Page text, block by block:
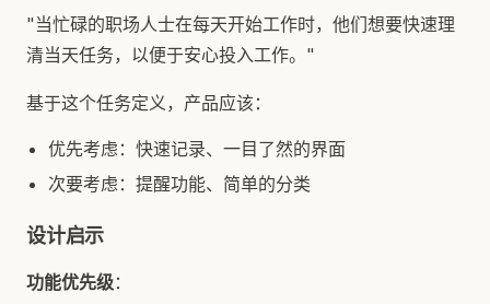
"当忙碌的职场人士在每天开始工作时，他们想要快速理
清当天任务，以便于安心投入工作。"
基于这个任务定义，产品应该：
优先考虑：快速记录、一目了然的界面
次要考虑：提醒功能、简单的分类
设计启示
功能优先级：